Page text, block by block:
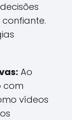
Ao
com
vídeos